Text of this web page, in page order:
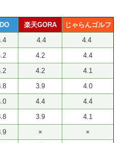
楽天GORA
じゃらんゴルフ
4.4
4.4
4.2
4.4
4.2
4.1
3.9
4.0
4.4
4.4
3.9
4.1
×
×